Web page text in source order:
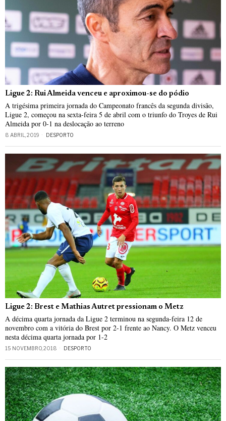
Ligue 2: Rui Almeida venceu e aproximou-se do pódio
A trigésima primeira jornada do Campeonato francês da segunda divisão,
Ligue 2, começou na sexta-feira 5 de abril com o triunfo do Troyes de Rui
Almeida por 0-1 na deslocação ao terreno
8 ABRIL, 2019 DESPORTO
Ligue 2: Brest e Mathias Autret pressionam o Metz
A décima quarta jornada da Ligue 2 terminou na segunda-feira 12 de
novembro com a vitória do Brest por 2-1 frente ao Nancy. O Metz venceu
nesta décima quarta jornada por 1-2
15 NOVEMBRO, 2018 DESPORTO